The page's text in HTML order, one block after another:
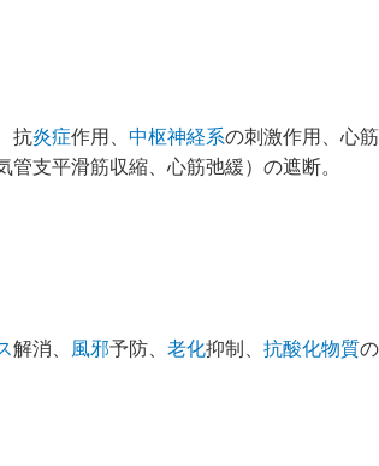
抗炎症作用、 中枢神経系の刺激作用、心
管支平滑筋収縮、心筋弛緩）の遮断。
解消、 風邪予防、 老化抑制、 抗酸化物質